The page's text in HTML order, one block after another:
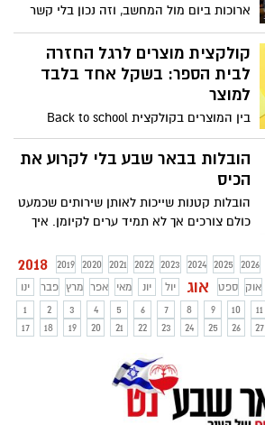
ארוכות ביום מול המחשב, וזה נכון בלי קשר
למקצוע שלהם. כלומר, עורכי דין מוצאים את
עצמם יושבים שעות מול המחשב, מהנדסים
ועוד הרבה בעלי מקצועו אחרים, כך שברור
מדוע גם אתם הגעתם למצב הזה ומדוע גם
אתם מבלים כך את רוב שעות היום שלכם.
קולקצית מוצרים לרגל החזרה
לבית הספר: בשקל אחד בלבד
למוצר
בין המוצרים בקולקצית Back to school
בשקל :קלמרים צבעוניים במגוון דוגמאות,
מספריים ממותגים של ברבי, מארז טושים
מנקב, מארז לורדים ללוח מחיק, מחדד אחיזה
מגומי, דבק סופר גלו, מארז עפרונות עם מחק
הובלות בבאר שבע בלי לקרוע את
הכיס
הובלות קטנות שייכות לאותן שירותים שכמעט
כולם צורכים אך לא תמיד ערים לקיומן. איך
2018 2019 2020 2021 2022 2023 2024 2025
2026
ינו
פבר מרץ אפר מאי יונ יול אוג ספט אוק
1
2 3 4 5 6 7 8 9 10 11
17
18 19 20 21 22 23 24 25 26 27